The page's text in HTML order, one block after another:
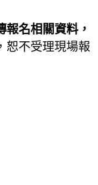
報名相關資料，
恕不受理現場報